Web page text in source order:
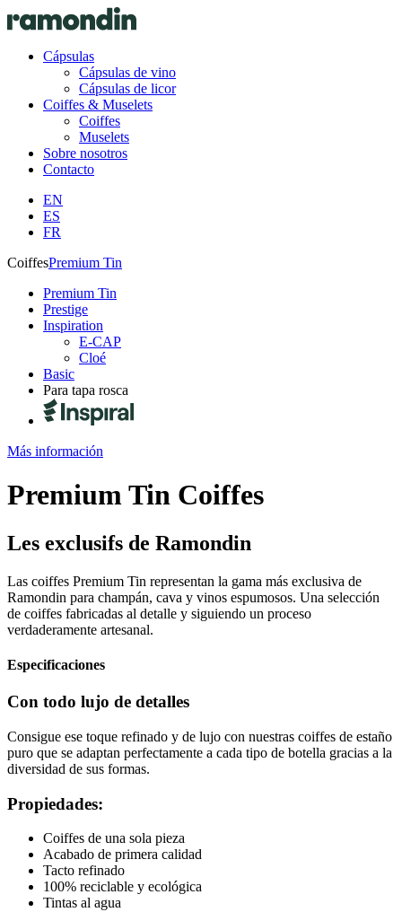
Cápsulas
Cápsulas de vino
Cápsulas de licor
Coiffes & Muselets
Coiffes
Muselets
Sobre nosotros
Contacto
EN
ES
FR
CoiffesPremium Tin
Premium Tin
Prestige
Inspiration
E-CAP
Cloé
Basic
Para tapa rosca
Más información
Premium Tin Coiffes
Les exclusifs de Ramondin
Las coiffes Premium Tin representan la gama más exclusiva de
Ramondin para champán, cava y vinos espumosos. Una selección
de coiffes fabricadas al detalle y siguiendo un proceso
verdaderamente artesanal.
Especificaciones
Con todo lujo de detalles
Consigue ese toque refinado y de lujo con nuestras coiffes de estaño
puro que se adaptan perfectamente a cada tipo de botella gracias a la
diversidad de sus formas.
Propiedades:
Coiffes de una sola pieza
Acabado de primera calidad
Tacto refinado
100% reciclable y ecológica
Tintas al agua